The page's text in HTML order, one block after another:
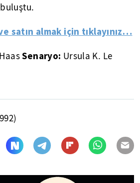
satın almak için tıklayınız…
Senaryo: Ursula K. Le